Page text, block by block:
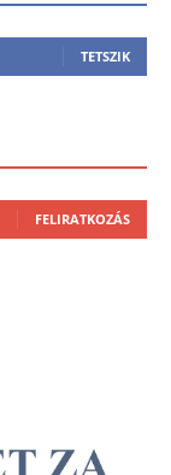
TETSZIK
FELIRATKOZÁS